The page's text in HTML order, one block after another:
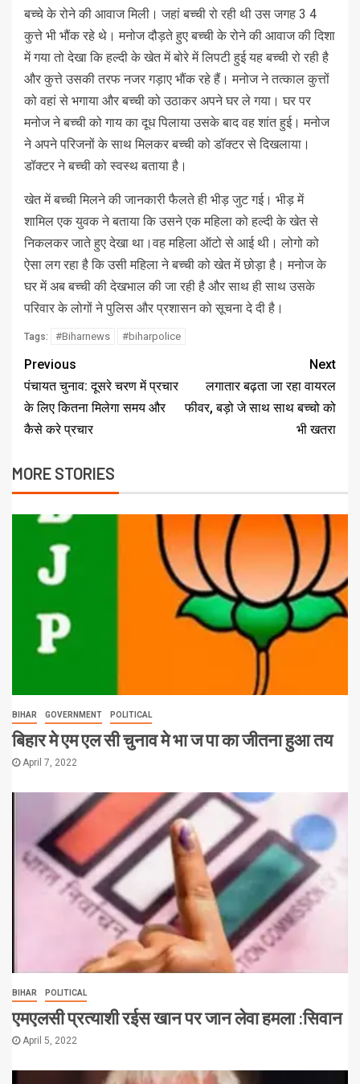
बच्चे के रोने की आवाज मिली। जहां बच्ची रो रही थी उस जगह 3 4
कुत्ते भी भौंक रहे थे। मनोज दौड़ते हुए बच्ची के रोने की आवाज की दिशा
में गया तो देखा कि हल्दी के खेत में बोरे में लिपटी हुई यह बच्ची रो रही है
और कुत्ते उसकी तरफ नजर गड़ाए भौंक रहे हैं। मनोज ने तत्काल कुत्तों
को वहां से भगाया और बच्ची को उठाकर अपने घर ले गया। घर पर
मनोज ने बच्ची को गाय का दूध पिलाया उसके बाद वह शांत हुई। मनोज
ने अपने परिजनों के साथ मिलकर बच्ची को डॉक्टर से दिखलाया।
डॉक्टर ने बच्ची को स्वस्थ बताया है।
खेत में बच्ची मिलने की जानकारी फैलते ही भीड़ जुट गई। भीड़ में
शामिल एक युवक ने बताया कि उसने एक महिला को हल्दी के खेत से
निकलकर जाते हुए देखा था।वह महिला ऑटो से आई थी। लोगो को
ऐसा लग रहा है कि उसी महिला ने बच्ची को खेत में छोड़ा है। मनोज के
घर में अब बच्ची की देखभाल की जा रही है और साथ ही साथ उसके
परिवार के लोगों ने पुलिस और प्रशासन को सूचना दे दी है।
Tags: #Biharnews #biharpolice
Previous
पंचायत चुनाव: दूसरे चरण में प्रचार
के लिए कितना मिलेगा समय और
कैसे करे प्रचार
Next
लगातार बढ़ता जा रहा वायरल
फीवर, बड़ो जे साथ साथ बच्चो को
भी खतरा
MORE STORIES
BIHAR GOVERNMENT POLITICAL
बिहार मे एम एल सी चुनाव मे भा ज पा का जीतना हुआ तय
April 7, 2022
BIHAR POLITICAL
एमएलसी प्रत्याशी रईस खान पर जान लेवा हमला :सिवान
April 5, 2022